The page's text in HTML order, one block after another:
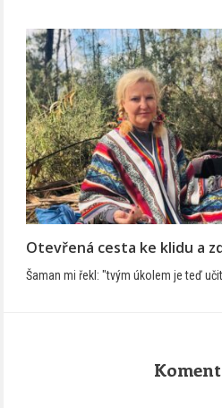
Otevřená cesta ke klidu a
Šaman mi řekl: "tvým úkolem je teď